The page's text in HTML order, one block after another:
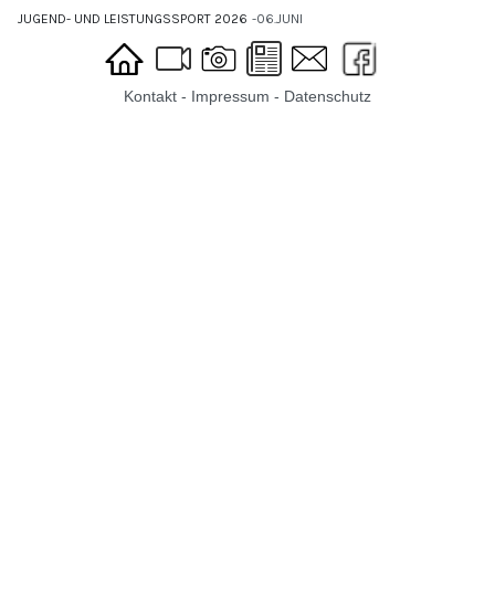
JUGEND- UND LEISTUNGSSPORT 2026 06.JUNI
Kontakt - Impressum - Datenschutz